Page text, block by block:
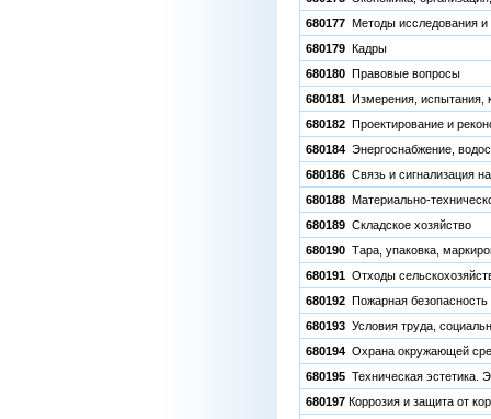
680177 Методы исследования и
680179 Кадры
680180 Правовые вопросы
680181 Измерения, испытания,
680182 Проектирование и
680184 Энергоснабжение,
680186 Связь и сигнализация
680188 Материально-
680189 Складское хозяйство
680190 Тара, упаковка,
680191 Отходы
680192 Пожарная безопасность
680193 Условия труда,
680194 Охрана окружающей
680195 Техническая эстетика.
680197 Коррозия и защита от